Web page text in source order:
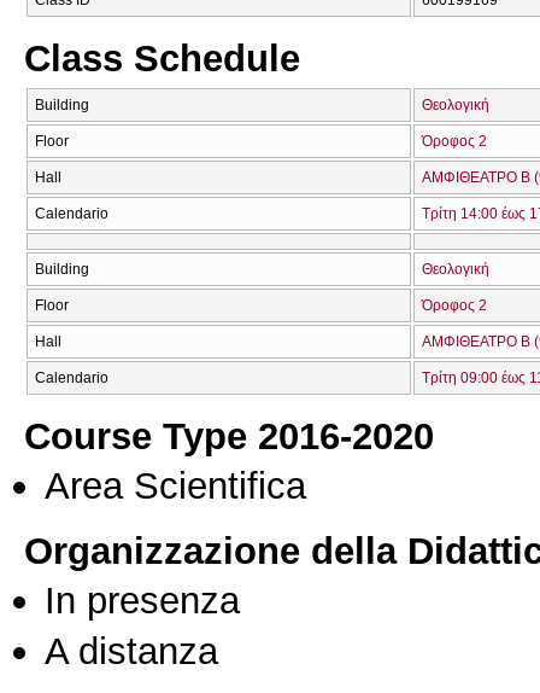
Class Schedule
Building Θεολογική
Floor Όροφος 2
Hall ΑΜΦΙΘΕΑΤΡΟ Β
Calendario Τρίτη 14:00 έως
Building Θεολογική
Floor Όροφος 2
Hall ΑΜΦΙΘΕΑΤΡΟ Β
Calendario Τρίτη 09:00 έως
Course Type 2016-2020
Area Scientifica
Organizzazione della
In presenza
A distanza